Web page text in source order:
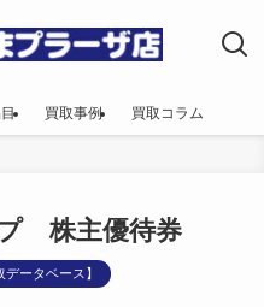
買取事例 買取コラム
プ 株主優待券
データベース】